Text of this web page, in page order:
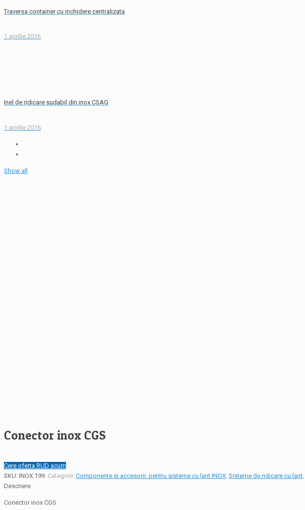
Traversa container cu inchidere centralizata
1 aprilie 2016
Inel de ridicare sudabil din inox CSAG
1 aprilie 2016
Show all
Conector inox CGS
Cere oferta RUD acum
SKU: INOX.199. Categorii: Componente si accesorii: pentru sisteme cu lant INOX, Sisteme de ridicare cu lant,
Descriere
Conector inox CGS